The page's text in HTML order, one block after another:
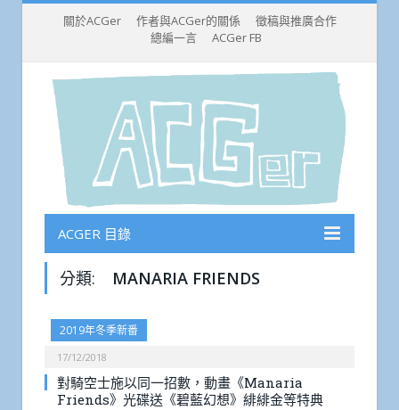
關於ACGer 作者與ACGer的關係
徵稿與推廣合作
總編一言
ACGer FB
ACGER 目錄
分類: MANARIA FRIENDS
2019年冬季新番
17/12/2018
對騎空士施以同一招數，動畫《Manaria
Friends》光碟送《碧藍幻想》緋緋金等特典